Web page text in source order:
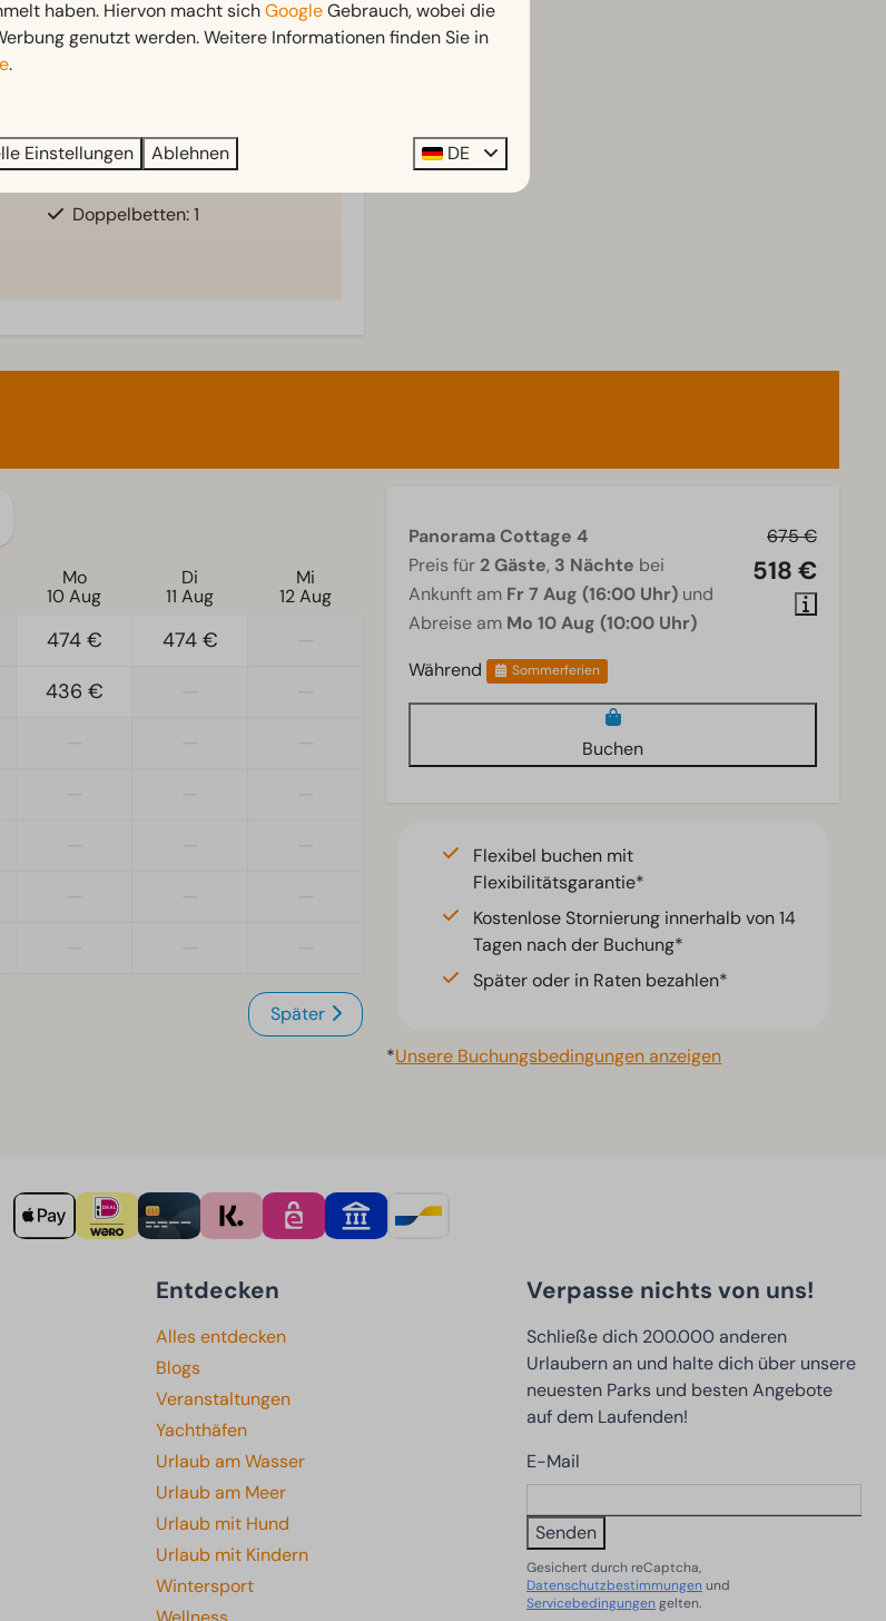
Einzelbettdecken und Kissen
Doppelbetten: 1
Mo
10 Aug
Di
11 Aug
Mi
12 Aug
474 € 474 €
436 €
Später
675 €
518 €
Panorama Cottage 4
Preis für 2 Gäste, 3 Nächte bei
Ankunft am Fr 7 Aug (16:00 Uhr) und
Abreise am Mo 10 Aug (10:00 Uhr)
Während
Sommerferien
Buchen
Flexibel buchen mit
Flexibilitätsgarantie*
Kostenlose Stornierung innerhalb von 14
Tagen nach der Buchung*
Später oder in Raten bezahlen*
*Unsere Buchungsbedingungen anzeigen
Entdecken
Alles entdecken
Blogs
Veranstaltungen
Yachthäfen
Urlaub am Wasser
Urlaub am Meer
Urlaub mit Hund
Urlaub mit Kindern
Wintersport
Verpasse nichts von uns!
Schließe dich 200.000 anderen
Urlaubern an und halte dich über unsere
neuesten Parks und besten Angebote
auf dem Laufenden!
E-Mail
Senden
Gesichert durch reCaptcha,
Datenschutzbestimmungen und
Servicebedingungen gelten.
haben. Hiervon macht sichGoogleGebrauch, wobei die
genutzt werden. Weitere Informationen finden Sie in
.
Einstellungen Ablehnen DE